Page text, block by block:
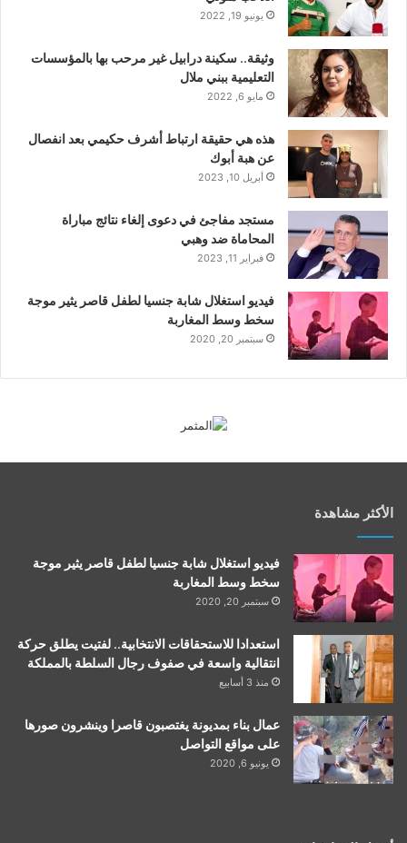
يونيو 19, 2022
وثيقة.. سكينة درابيل غير مرحب بها بالمؤسسات
التعليمية ببني ملال
مايو 6, 2022
هذه هي حقيقة ارتباط أشرف حكيمي بعد انفصال
عن هبة أبوك
أبريل 10, 2023
مستجد مفاجئ في دعوى إلغاء نتائج مباراة
المحاماة ضد وهبي
فبراير 11, 2023
فيديو استغلال شابة جنسيا لطفل قاصر يثير موجة
سخط وسط المغاربة
سبتمبر 20, 2020
الأكثر مشاهدة
فيديو استغلال شابة جنسيا لطفل قاصر يثير موجة
سخط وسط المغاربة
سبتمبر 20, 2020
استعدادا للاستحقاقات الانتخابية.. لفتيت يطلق حركة
انتقالية واسعة في صفوف رجال السلطة بالمملكة
منذ 3 أسابيع
عمال بناء بمديونة يغتصبون قاصرا وينشرون صورها
على مواقع التواصل
يونيو 6, 2020